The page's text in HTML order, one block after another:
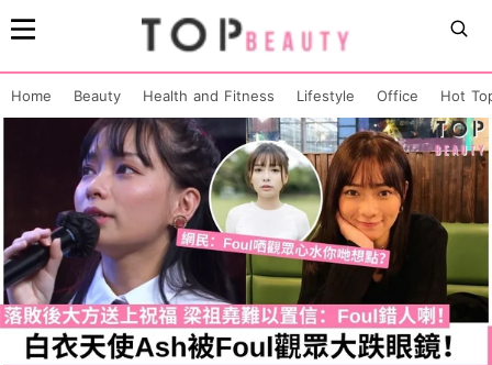
Home Beauty Health and Fitness Lifestyle Office Hot